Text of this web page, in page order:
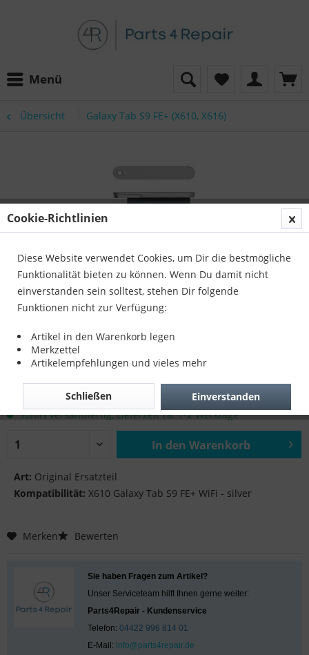
Menü
Übersicht Galaxy Tab S9 FE+ (X610, X616)
silver
8,90 € *
zzgl. Versandkosten
Sofort versandfertig, Lieferzeit ca. 1-2 Werktage
In den Warenkorb
Art: Original Ersatzteil
Kompatibilität: X610 Galaxy Tab S9 FE+ WiFi - silver
Merken Bewerten
Sie haben Fragen zum Artikel?
Unser Serviceteam hilft Ihnen gerne weiter:
Parts4Repair - Kundenservice
Telefon: 04422 996 814 01
E-Mail: info@parts4repair.de
Cookie-Richtlinien
Diese Website verwendet Cookies, um Dir die bestmögliche
Funktionalität bieten zu können. Wenn Du damit nicht
einverstanden sein solltest, stehen Dir folgende
Funktionen nicht zur Verfügung:
Artikel in den Warenkorb legen
Merkzettel
Artikelempfehlungen und vieles mehr
Einverstanden
Schließen